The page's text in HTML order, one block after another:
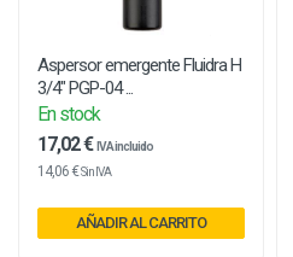
Aspersor emergente Fluidra H
3/4" PGP-04 ...
En stock
17,02 € IVA incluido
14,06 €Sin IVA
AÑADIR AL CARRITO